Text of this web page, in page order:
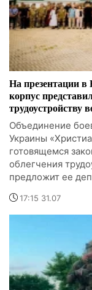
На презентации
корпус
трудоустройству
Объединение
Украины
готовящемся
облегчения
предложит ее
17:15 31.07